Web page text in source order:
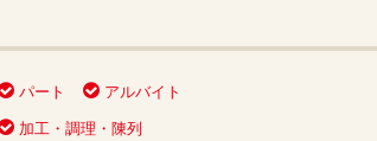
パート アルバイト
加工・調理・陳列